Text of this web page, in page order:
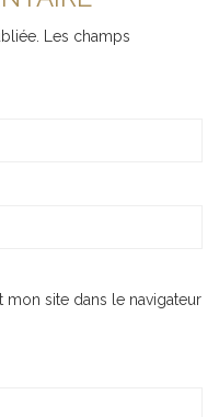
Les champs
site dans le navigateur